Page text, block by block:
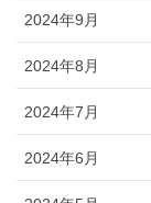
2024年9月
2024年8月
2024年7月
2024年6月